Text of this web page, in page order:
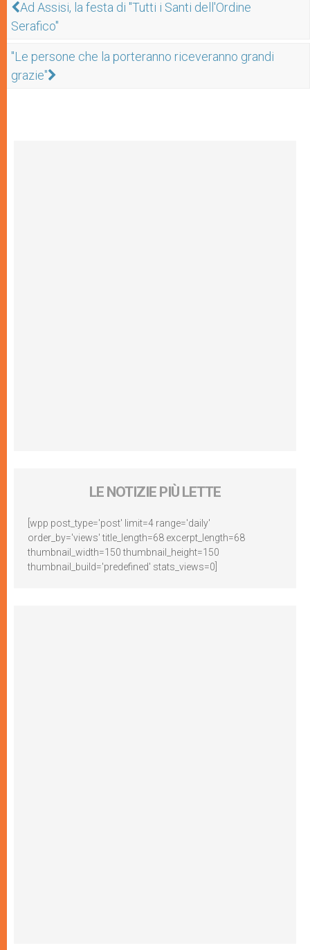
Ad Assisi, la festa di "Tutti i Santi dell'Ordine
Serafico"
"Le persone che la porteranno riceveranno grandi
grazie"
LE NOTIZIE PIÙ LETTE
[wpp post_type='post' limit=4 range='daily'
order_by='views' title_length=68 excerpt_length=68
thumbnail_width=150 thumbnail_height=150
thumbnail_build='predefined' stats_views=0]